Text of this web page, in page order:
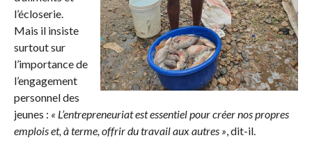
l’écloserie.
Mais il insiste
surtout sur
l’importance de
l’engagement
personnel des
jeunes : « L’entrepreneuriat est essentiel pour créer nos propres
emplois et, à terme, offrir du travail aux autres » , dit-il.